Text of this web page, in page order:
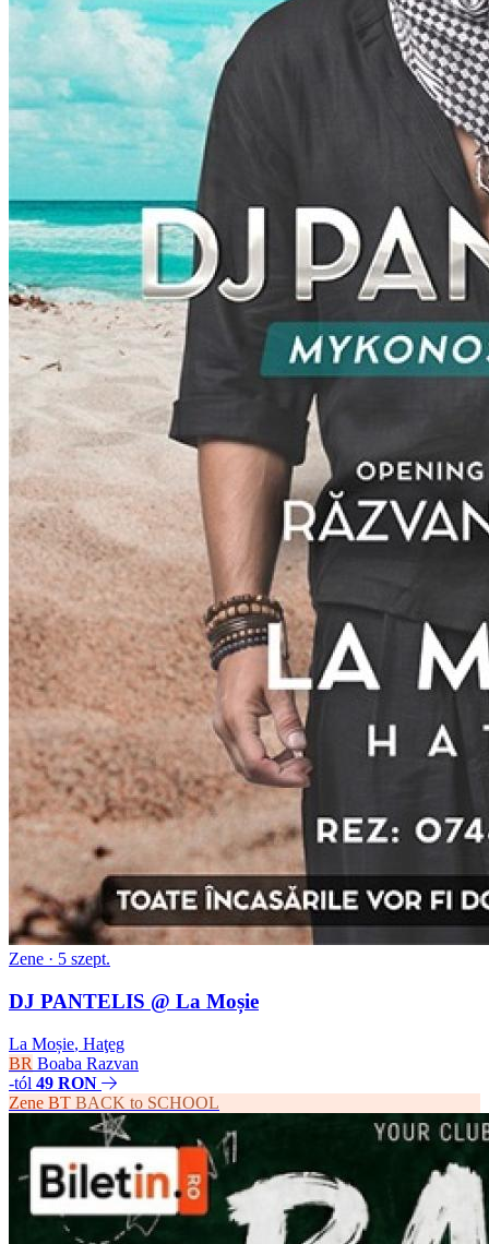
Zene · 5 szept.
DJ PANTELIS @ La Moșie
La Moșie, Haţeg
BR Boaba Razvan
-tól 49 RON
Zene BT BACK to SCHOOL